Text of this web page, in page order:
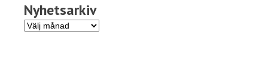
Nyhetsarkiv
Nyhetsarkiv